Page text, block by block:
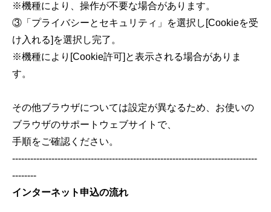
※機種により、操作が不要な場合があります。
③「プライバシーとセキュリティ」を選択し[Cookieを受
け入れる]を選択し完了。
※機種により[Cookie許可]と表示される場合がありま
す。
その他ブラウザについては設定が異なるため、お使いの
ブラウザのサポートウェブサイトで、
手順をご確認ください。
---------------------------------------------------------------------------------
--------
インターネット申込の流れ